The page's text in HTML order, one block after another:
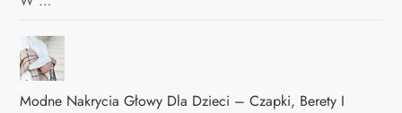
Modne Nakrycia Głowy Dla Dzieci – Czapki, Berety I